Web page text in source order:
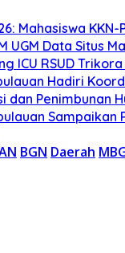
Mahasiswa
UGM Data Situs
ICU RSUD
Hadiri
dan Penimbunan
Sampaikan
BGN Daerah